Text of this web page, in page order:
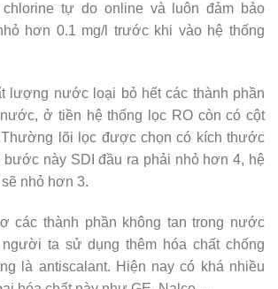
tự do online và luôn đảm bảo
hơn 0.1 mg/l trước khi vào hệ thống
lượng nước loại bỏ hết các thành phần
ở tiền hệ thống lọc RO còn có cột
Thường lõi lọc được chọn có kích thước
bước này SDI đầu ra phải nhỏ hơn 4, hệ
nhỏ hơn 3.
các thành phần không tan trong nước
người ta sử dụng thêm hóa chất chống
là antiscalant. Hiện nay có khá nhiều